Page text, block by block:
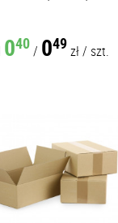
040/ 049zł/ szt.